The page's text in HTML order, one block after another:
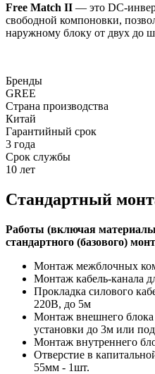
Free Match II — это DC-
свободной компоновки,
наружному блоку от двух до
Бренды
GREE
Страна производства
Китай
Гарантийный срок
3 года
Срок службы
10 лет
Стандартный
Работы (включая
стандартного (базового)
Монтаж межблочных
Монтаж кабель-канала
Прокладка силового
220В, до 5м
Монтаж внешнего
установки до 3м или
Монтаж внутреннего
Отверстие в
55мм - 1шт.